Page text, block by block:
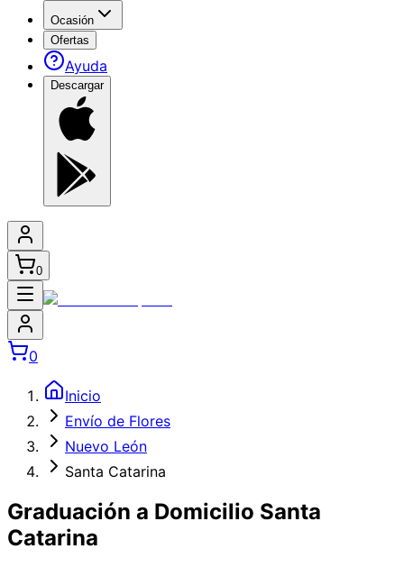
Ocasión
Ofertas
Ayuda
Descargar
0
0
Inicio
Envío de Flores
Nuevo León
Santa Catarina
Graduación a Domicilio Santa
Catarina